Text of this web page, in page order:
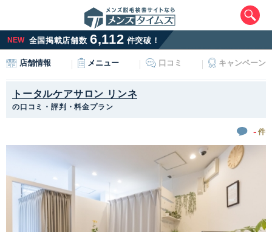
NEW 全国掲載店舗数 6,112 件突破！
店舗情報 メニュー 口コミ キャンペーン
トータルケアサロン リンネ
の口コミ・評判・料金プラン
- 件
エリアから最寄りサロンを探す
北海道・東北
北海道 青森県 岩手県